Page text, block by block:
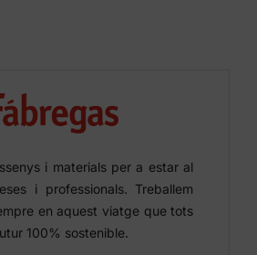
i materials per a estar al
i professionals. Treballem
en aquest viatge que tots
100% sostenible.